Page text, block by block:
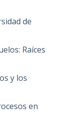
de
Raíces
y los
en